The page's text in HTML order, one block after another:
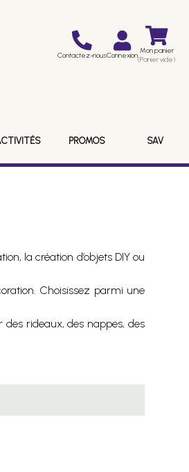
Contactez-nousConnexion Mon panier
(Panier vide)
PROMOS SAV
la création d’objets DIY ou
Choisissez parmi une
rideaux, des nappes, des